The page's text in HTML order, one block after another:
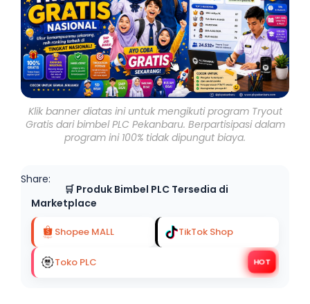
Klik banner diatas ini untuk mengikuti program Tryout
Gratis dari bimbel PLC Pekanbaru. Berpartisipasi dalam
program ini 100% tidak dipungut biaya.
Share:
🛒 Produk Bimbel PLC Tersedia di
Marketplace
Shopee MALL TikTok Shop
HOT
Toko PLC